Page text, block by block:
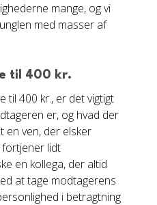
mange, og vi
med masser af
til 400 kr.
til 400 kr., er det vigtigt
er, og hvad der
en ven, der elsker
fortjener lidt
en kollega, der altid
at tage modtagerens
i betragtning